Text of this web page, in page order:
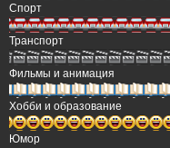
Спорт
Транспорт
Фильмы и анимация
Хобби и образование
Юмор